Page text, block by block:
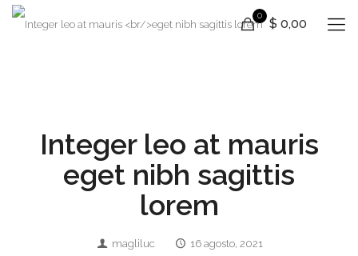
0
$ 0,00
Integer leo at mauris
eget nibh sagittis
lorem
magliluc 16 agosto, 2021